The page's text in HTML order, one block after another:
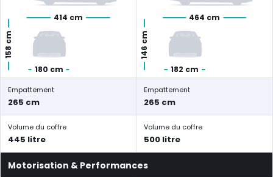
414 cm
180 cm
158 cm
464 cm
182 cm
146 cm
Empattement
265 cm
Empattement
265 cm
Volume du coffre
445 litre
Volume du coffre
500 litre
Motorisation & Performances